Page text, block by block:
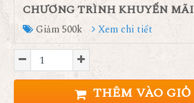
CHƯƠNG TRÌNH KHUYẾN MÃI
Giảm 500k Xem chi tiết
THÊM VÀO